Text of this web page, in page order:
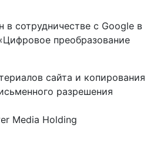
в сотрудничестве с Google в
преобразование
сайта и копирования
разрешения
Media Holding